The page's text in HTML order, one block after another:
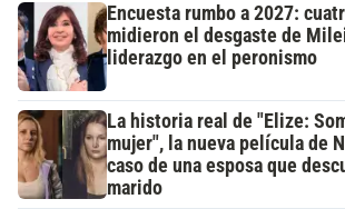
Encuesta rumbo a 2027:
midieron el desgaste de
liderazgo en el peronismo
La historia real de "Elize:
mujer", la nueva película de
caso de una esposa que
marido